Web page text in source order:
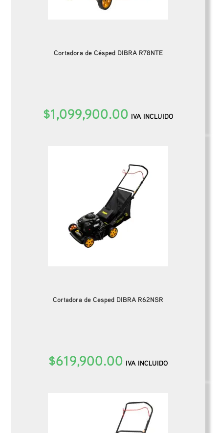
Cortadora de Césped DIBRA R78NTE
$1,099,900.00 IVA INCLUIDO
Cortadora de Cesped DIBRA R62NSR
$619,900.00 IVA INCLUIDO